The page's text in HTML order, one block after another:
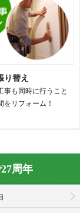
り替え
事も同時に行うこと
をリフォーム！
周年